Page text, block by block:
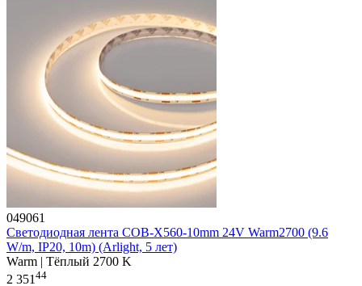
049061
Светодиодная лента COB-X560-10mm 24V Warm2700 (9.6
W/m, IP20, 10m) (Arlight, 5 лет)
Warm | Тёплый 2700 K
2 35144